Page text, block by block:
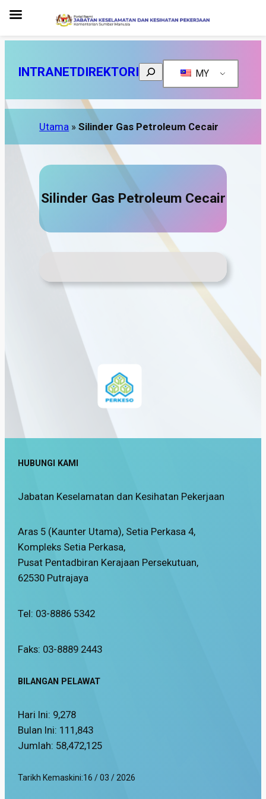
INTRANETDIREKTORI Search MY
Utama »Silinder Gas Petroleum Cecair
Silinder Gas Petroleum Cecair
HUBUNGI KAMI
Jabatan Keselamatan dan Kesihatan Pekerjaan
Aras 5 (Kaunter Utama), Setia Perkasa 4,
Kompleks Setia Perkasa,
Pusat Pentadbiran Kerajaan Persekutuan,
62530 Putrajaya
Tel: 03-8886 5342
Faks: 03-8889 2443
BILANGAN PELAWAT
Hari Ini: 9,278
Bulan Ini: 111,843
Jumlah: 58,472,125
Tarikh Kemaskini:16 / 03 / 2026